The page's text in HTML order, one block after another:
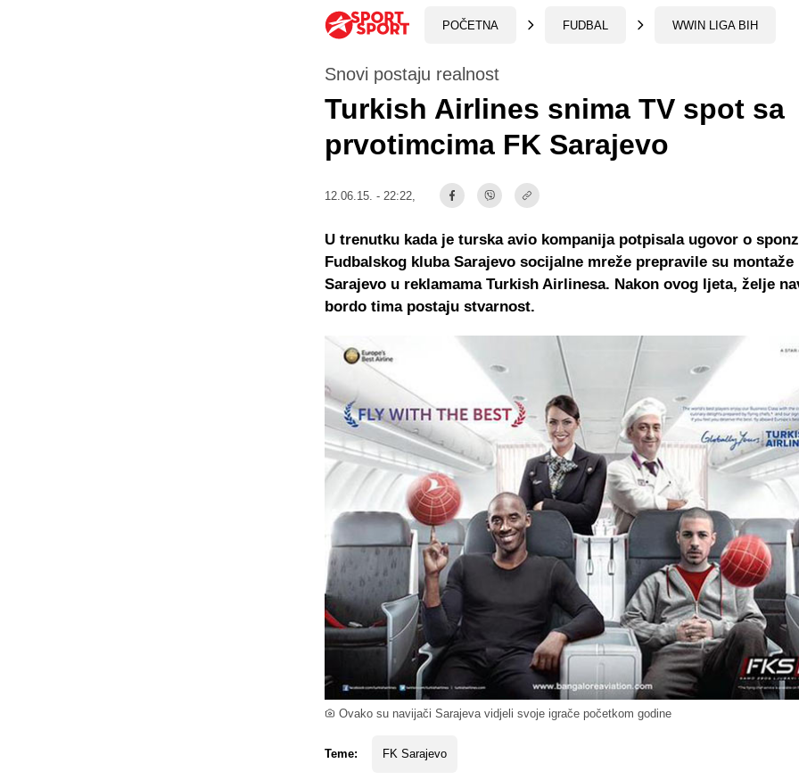
POČETNA FUDBAL WWIN LIGA BIH
Ovako su navijači Sarajeva vidjeli svoje igrače početkom godine
Snovi postaju realnost
Turkish Airlines snima TV spot sa
prvotimcima FK Sarajevo
12.06.15. - 22:22,
Teme: FK Sarajevo
U trenutku kada je turska avio kompanija potpisala ugovor o
Fudbalskog kluba Sarajevo socijalne mreže prepravile su montaže
Sarajevo u reklamama Turkish Airlinesa. Nakon ovog ljeta, želje
bordo tima postaju stvarnost.